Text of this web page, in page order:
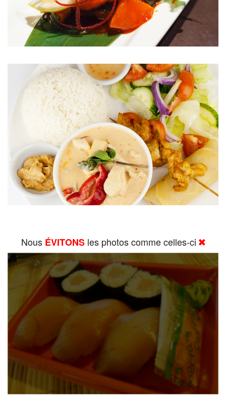
Nous ÉVITONSles photos comme celles-ci